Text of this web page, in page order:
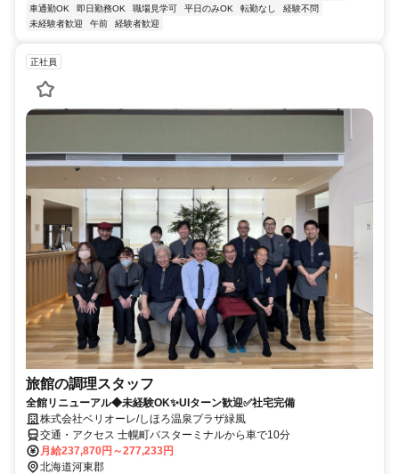
車通勤OK
即日勤務OK 職場見学可 平日のみOK 転勤なし
経験不問
未経験者歓迎
午前 経験者歓迎
正社員
旅館の調理スタッフ
全館リニューアル◆未経験OK✨UIターン歓迎✅社宅完備
株式会社ベリオーレ/しほろ温泉プラザ緑風
交通・アクセス 士幌町バスターミナルから車で10分
月給237,870円～277,233円
北海道河東郡